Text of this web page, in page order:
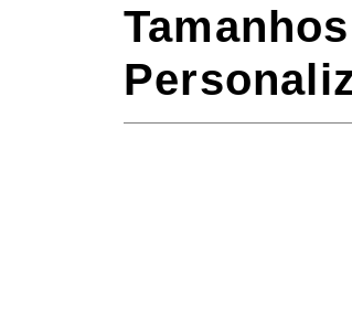
Tamanhos